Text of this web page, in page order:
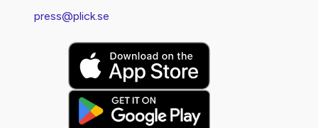
press@plick.se